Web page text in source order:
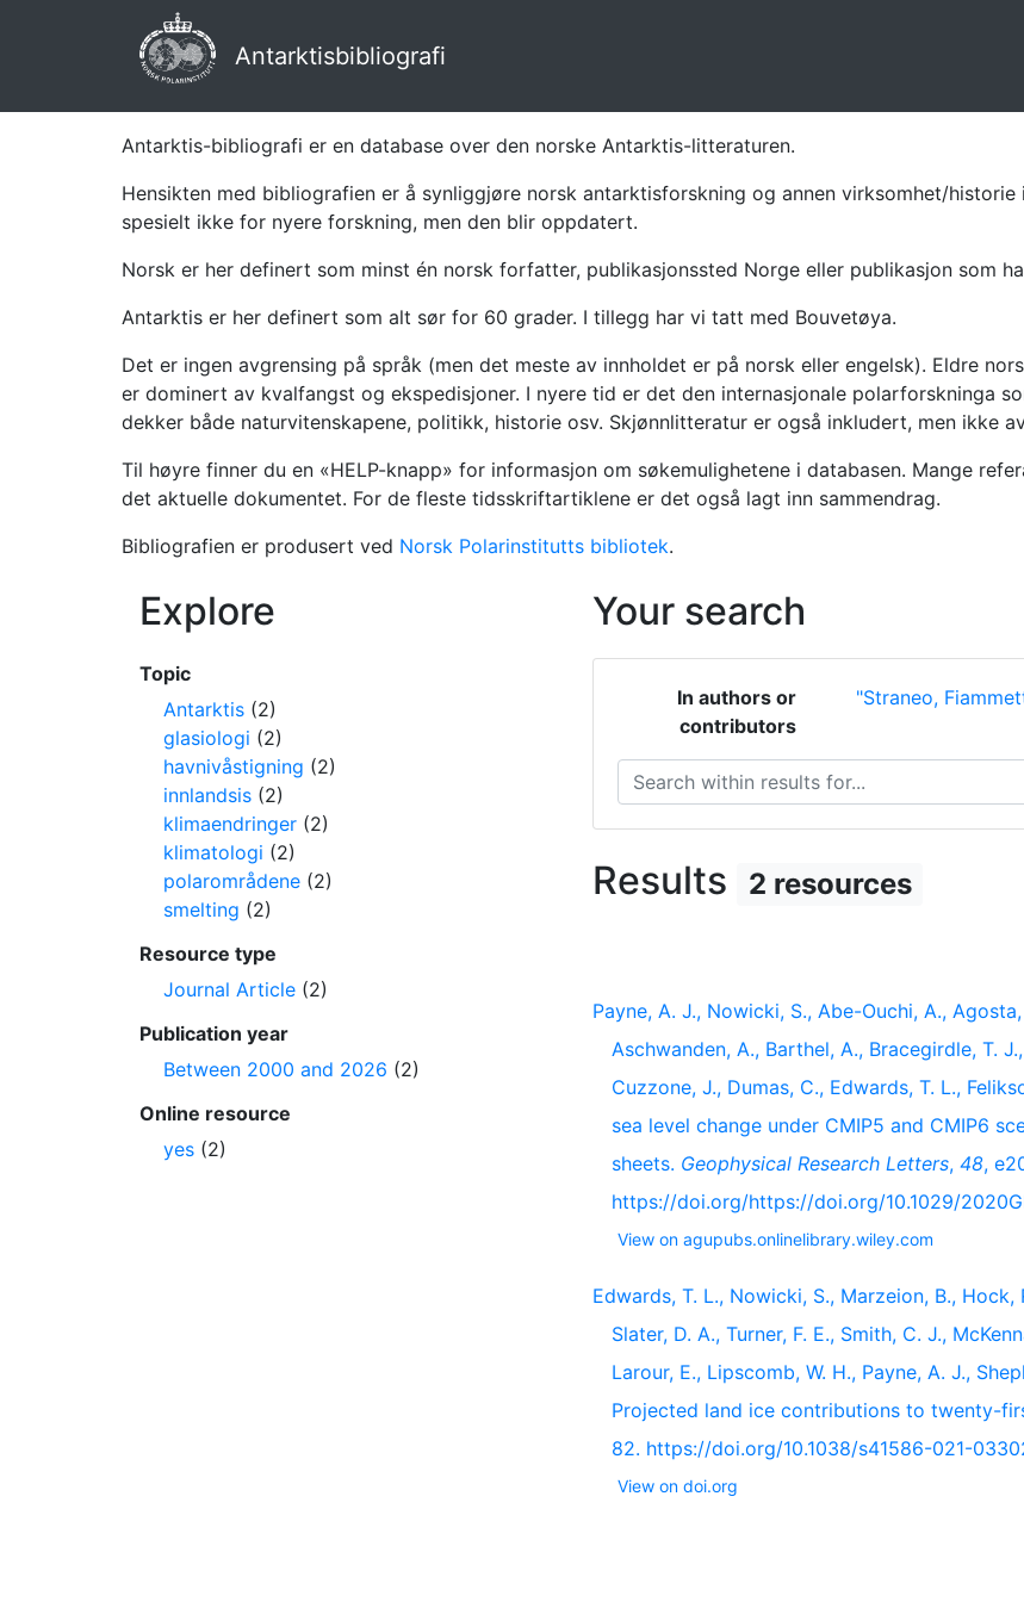
Antarktisbibliografi
Antarktis-bibliografi er en database over den norske Antarktis-litteraturen.
Hensikten med bibliografien er å synliggjøre norsk antarktisforskning og annen virksomhet/
spesielt ikke for nyere forskning, men den blir oppdatert.
Norsk er her definert som minst én norsk forfatter, publikasjonssted Norge eller publikasjon som
Antarktis er her definert som alt sør for 60 grader. I tillegg har vi tatt med Bouvetøya.
Det er ingen avgrensing på språk (men det meste av innholdet er på norsk eller engelsk). Eldre
er dominert av kvalfangst og ekspedisjoner. I nyere tid er det den internasjonale polarforskninga
dekker både naturvitenskapene, politikk, historie osv. Skjønnlitteratur er også inkludert, men ikke
Til høyre finner du en «HELP-knapp» for informasjon om søkemulighetene i databasen. Mange
det aktuelle dokumentet. For de fleste tidsskriftartiklene er det også lagt inn sammendrag.
Bibliografien er produsert ved Norsk Polarinstitutts bibliotek.
Your search
In authors or
contributors
"Straneo,
Search within results for...
Results 2 resources
Payne, A. J., Nowicki, S., Abe-Ouchi, A.,
Aschwanden, A., Barthel, A., Bracegirdle, T.
Cuzzone, J., Dumas, C., Edwards, T. L.,
sea level change under CMIP5 and CMIP6
sheets. Geophysical Research Letters, 48,
https://doi.org/https://doi.org/10.1029/
View on agupubs.onlinelibrary.wiley.com
Edwards, T. L., Nowicki, S., Marzeion, B.,
Slater, D. A., Turner, F. E., Smith, C. J.,
Larour, E., Lipscomb, W. H., Payne, A. J.,
Projected land ice contributions to twenty-
82. https://doi.org/10.1038/s41586-021-
View on doi.org
Explore
Topic
Antarktis (2)
glasiologi (2)
havnivåstigning (2)
innlandsis (2)
klimaendringer (2)
klimatologi (2)
polarområdene (2)
smelting (2)
Resource type
Journal Article (2)
Publication year
Between 2000 and 2026 (2)
Online resource
yes (2)